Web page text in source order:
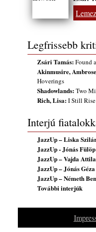
2026. augusztus
Exkluzív interjú
Ma 40 éves
Florian Ross
2026. augusztus
Magyar
gyermekeik – 42.
Vörösné Strausz
The Next
Szabolcs
2026. július 25.
FREE JAZZ
2026. július 16.
Legfrissebb
Zsári Tamás:Found
Akinmusire,
Hoverings
Shadowlands:Two
Rich, Lisa:I Still Rise
Interjú
JazzUp – Liska
JazzUp - Jónás Fülöp
JazzUp – Vajda Attila
JazzUp – Jónás Géza
JazzUp – Németh
További interjúk